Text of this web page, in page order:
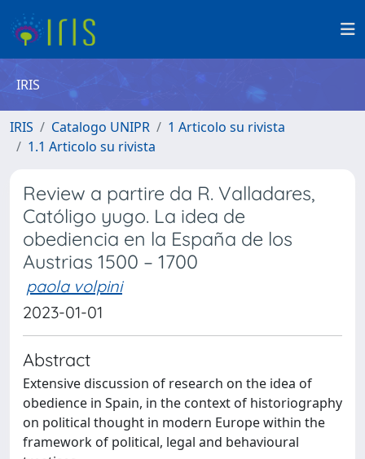
IRIS
IRIS Catalogo UNIPR
1 Articolo su rivista
1.1 Articolo su rivista
Review a partire da R. Valladares,
Católigo yugo. La idea de
obediencia en la España de los
Austrias 1500 – 1700
paola volpini
2023-01-01
Abstract
Extensive discussion of research on the idea of
obedience in Spain, in the context of historiography
on political thought in modern Europe within the
framework of political, legal and behavioural